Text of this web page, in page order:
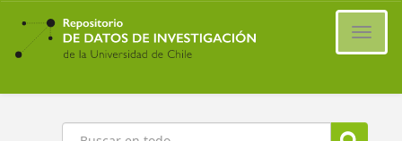
Ir
contenido
principal
Buscar